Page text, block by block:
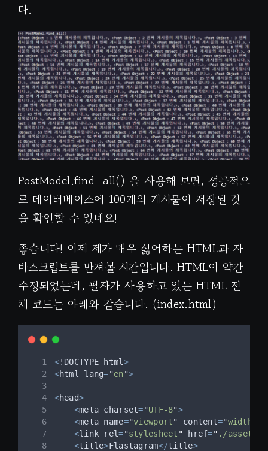
다.
PostModel.find_all() 을 사용해 보면, 성공적으
로 데이터베이스에 100개의 게시물이 저장된 것
을 확인할 수 있네요!
좋습니다! 이제 제가 매우 싫어하는 HTML과 자
바스크립트를 만져볼 시간입니다. HTML이 약간
수정되었는데, 필자가 사용하고 있는 HTML 전
체 코드는 아래와 같습니다. (index.html)
<! DOCTYPE html >
<html lang="en">
<head>
<meta charset="UTF-8">
<meta name="viewport" content="
<link rel="stylesheet " href=" ./assets/
<title>Flastagram</title>